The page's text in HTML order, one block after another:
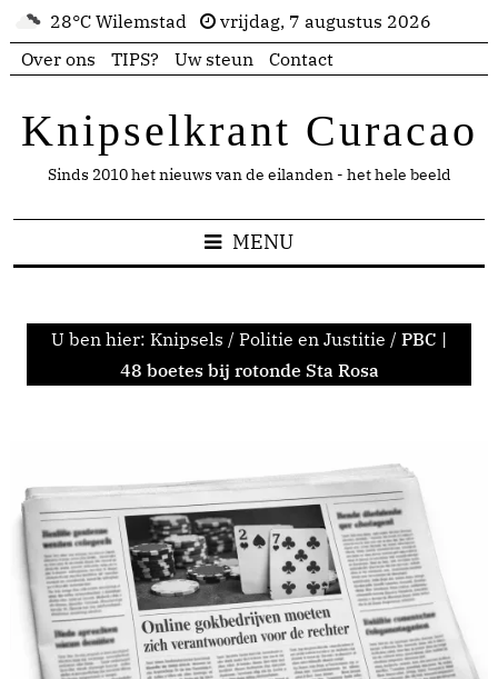
28°C Wilemstad
vrijdag, 7 augustus 2026
Over ons
TIPS? Uw steun Contact
Knipselkrant Curacao
Sinds 2010 het nieuws van de eilanden - het hele beeld
MENU
U ben hier: Knipsels / Politie en Justitie / PBC |
48 boetes bij rotonde Sta Rosa